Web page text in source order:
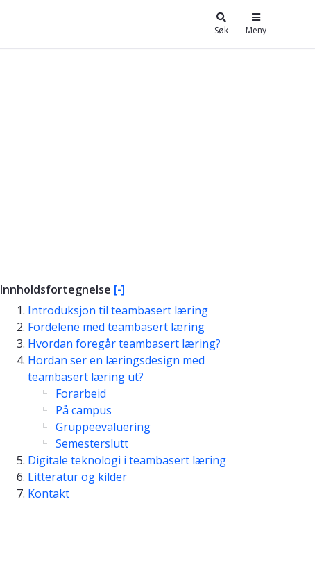
Søk Meny
Innholdsfortegnelse [-]
Introduksjon til teambasert læring
Fordelene med teambasert læring
Hvordan foregår teambasert læring?
Hordan ser en læringsdesign med
teambasert læring ut?
Forarbeid
På campus
Gruppeevaluering
Semesterslutt
Digitale teknologi i teambasert læring
Litteratur og kilder
Kontakt